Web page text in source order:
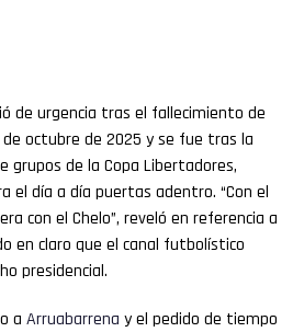
de urgencia tras el fallecimiento de
de octubre de 2025 y se fue tras la
grupos de la Copa Libertadores,
el día a día puertas adentro. “Con el
con el Chelo”, reveló en referencia a
en claro que el canal futbolístico
presidencial.
a Arruabarrena y el pedido de tiempo